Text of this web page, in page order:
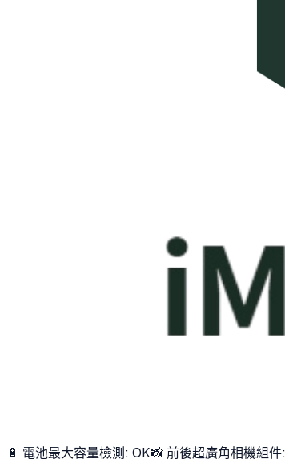
🔋 電池最大容量檢測: OK📸 前後超廣角相機組件